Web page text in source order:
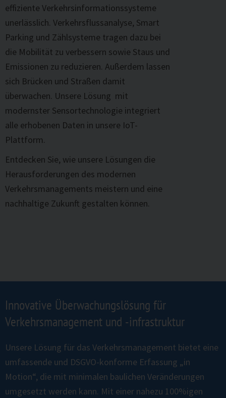
effiziente Verkehrsinformationssysteme
unerlässlich. Verkehrsflussanalyse, Smart
Parking und Zählsysteme tragen dazu bei
die Mobilität zu verbessern sowie Staus und
Emissionen zu reduzieren. Außerdem lassen
sich Brücken und Straßen damit
überwachen. Unsere Lösung mit
modernster Sensortechnologie integriert
alle erhobenen Daten in unsere IoT-
Plattform.
Entdecken Sie, wie unsere Lösungen die
Herausforderungen des modernen
Verkehrsmanagements meistern und eine
nachhaltige Zukunft gestalten können.
Innovative Überwachungslösung für
Verkehrsmanagement und -infrastruktur
Unsere Lösung für das Verkehrsmanagement bietet eine
umfassende und DSGVO-konforme Erfassung „in
Motion“, die mit minimalen baulichen Veränderungen
umgesetzt werden kann. Mit einer nahezu 100%igen